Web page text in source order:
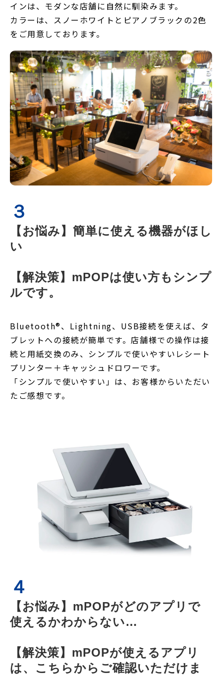
インは、モダンな店舗に自然に馴染みます。
カラーは、スノーホワイトとピアノブラックの2色
をご用意しております。
３
【お悩み】簡単に使える機器がほし
い
【解決策】mPOPは使い方もシンプ
ルです。
Bluetooth®、Lightning、USB接続を使えば、タ
ブレットへの接続が簡単です。店舗様での操作は接
続と用紙交換のみ、シンプルで使いやすいレシート
プリンター＋キャッシュドロワーです。
「シンプルで使いやすい」は、お客様からいただい
たご感想です。
４
【お悩み】mPOPがどのアプリで
使えるかわからない…
【解決策】mPOPが使えるアプリ
は、こちらからご確認いただけま